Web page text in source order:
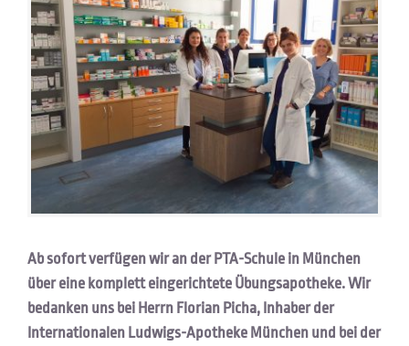
Ab sofort verfügen wir an der PTA-Schule in München
über eine komplett eingerichtete Übungsapotheke. Wir
bedanken uns bei Herrn Florian Picha, Inhaber der
Internationalen Ludwigs-Apotheke München und bei der